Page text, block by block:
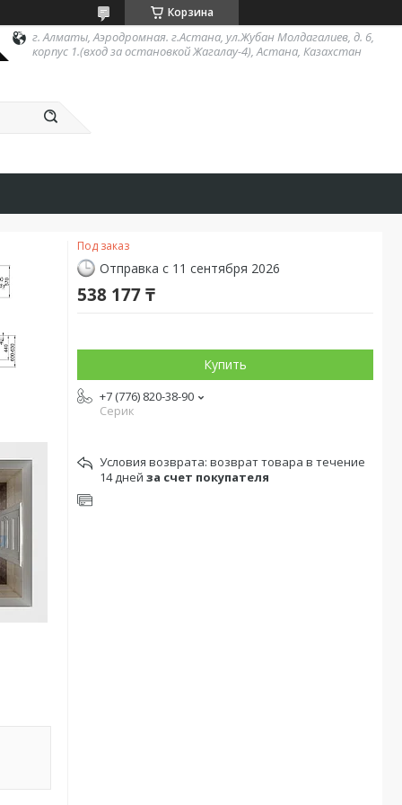
Корзина
г. Алматы, Аэродромная. г.Астана, ул.Жубан Молдагалиев, д. 6,
корпус 1.(вход за остановкой Жагалау-4), Астана, Казахстан
Под заказ
Отправка с 11 сентября 2026
538 177 ₸
Купить
+7 (776) 820-38-90
Серик
возврат товара в течение
14 дней за счет покупателя